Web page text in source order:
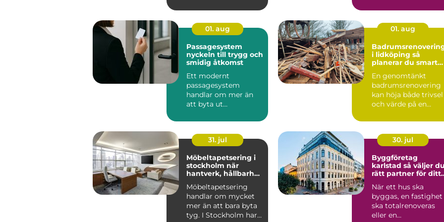
01. aug
Passagesystem
nyckeln till trygg och
smidig åtkomst
Ett modernt
passagesystem
handlar om mer än
att byta ut
en bricka eller mobil.
Rät...
01. aug
i lidköping så
planerar du smart
En genomtänkt
badrumsrenovering
kan höja både trivsel
och värde på en
Samtidigt ...
31. jul
Möbeltapetsering i
stockholm när
hantverk, hållbarhet
Möbeltapetsering
handlar om mycket
mer än att bara byta
tyg. I Stockholm har
30. jul
Byggföretag
karlstad så väljer du
rätt partner för ditt
När ett hus ska
byggas, en fastighet
ska totalrenoveras
eller en